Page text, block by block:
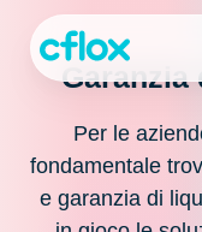
contenutoGaranzia
Per le
fondamentale
e garanzia di